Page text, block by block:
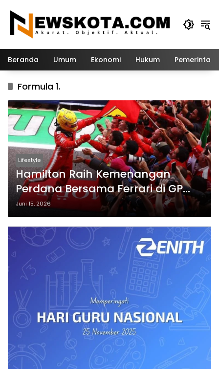
konten
Beranda Umum Ekonomi Hukum
Formula 1.
Lifestyle
Hamilton Raih Kemenangan
Perdana Bersama Ferrari di GP
Barcelona-Catalunya 2026
Juni 15, 2026